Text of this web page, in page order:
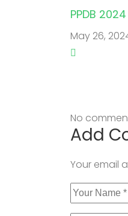
PPDB 2024
May 26,
No
Add
Your email